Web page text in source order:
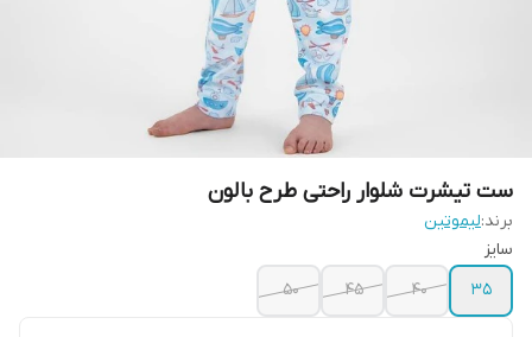
ست تیشرت شلوار راحتی طرح بالون
برند:لیموتین
سایز
۳۵
۴۰ ۴۵ ۵۰